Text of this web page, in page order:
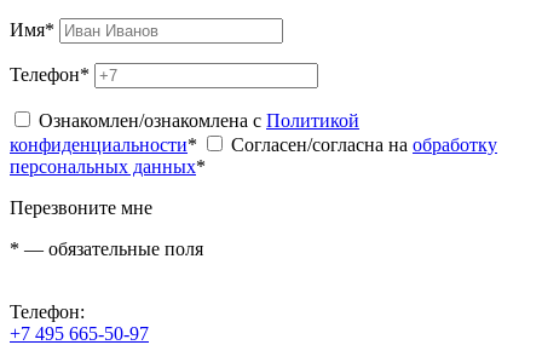
Имя*
Телефон*
Ознакомлен/ознакомлена с Политикой
конфиденциальности* Согласен/согласна на обработку
персональных данных*
Перезвоните мне
* — обязательные поля
Телефон:
+7 495 665-50-97